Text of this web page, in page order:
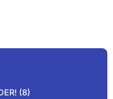
(8)